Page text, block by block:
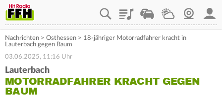
PlaylistStaupilotWetterWebcam
Nachrichten > Osthessen > 18-jähriger Motorradfahrer kracht in
Lauterbach gegen Baum
03.06.2025, 11:16 Uhr
Lauterbach
MOTORRADFAHRER KRACHT GEGEN
BAUM